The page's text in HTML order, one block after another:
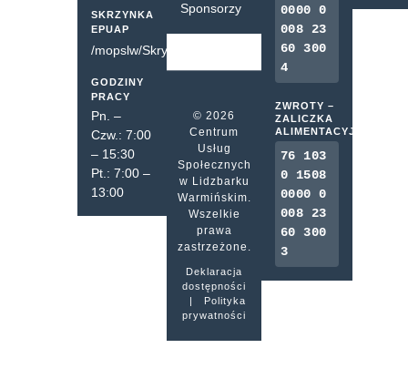
SKRZYNKA
EPUAP
/mopslw/SkrytkaESP
GODZINY
PRACY
Pn. –
Czw.: 7:00
– 15:30
Pt.: 7:00 –
13:00
Sponsorzy
© 2026
Centrum
Usług
Społecznych
w Lidzbarku
Warmińskim.
Wszelkie
prawa
zastrzeżone.
Deklaracja
dostępności
|
Polityka
prywatności
0000 0
008 23
60 300
4
ZWROTY –
ZALICZKA
ALIMENTACYJNA
76 103
0 1508
0000 0
008 23
60 300
3